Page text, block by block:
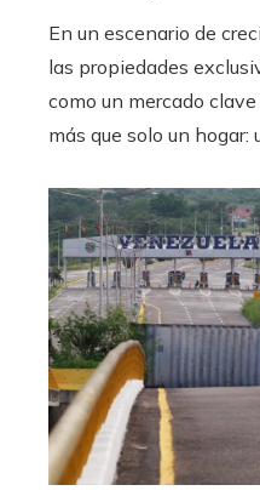
En un escenario de
las propiedades
como un mercado
más que solo un hogar: